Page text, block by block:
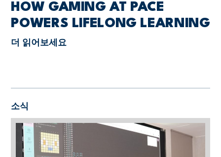
HOW GAMING AT PACE
POWERS LIFELONG LEARNING
더 읽어보세요
소식